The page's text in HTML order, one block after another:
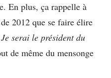
En plus, ça rappelle à
2012 que se faire élire
Je serai le président du
de même du mensonge